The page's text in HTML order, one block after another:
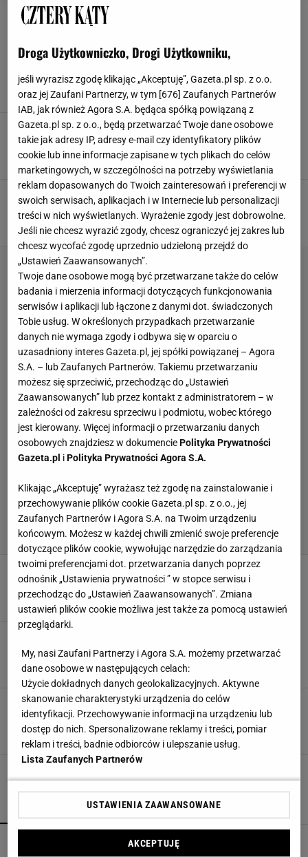
PIĘKNE OGRODY
Ogrody we "Władcy pierścieni"
ALTANA ALTANY BLUSZCZ DOMEK NA DRZEWIE
Numer 7/2005
AKCESORIA DO OCZEK WODNYCH DRZEWO W OGRODZIE
INSPIRACJE
Numer 11/2004
DONIC DONICA, DONICE DONICE DONICE Z KWIATAMI
Numer 4/2003
ALTANA ALTANY BARWY CHEMIA OGRODOWA
BUKSZPAN CIĘCIE DRZEW CIĘCIE KRZEWÓW
DRZEW I KRZEWÓW
Numer 2/2003
CHEMIA OGRODOWA IGLAKI
KRZEWY OGRODOWE
KWIAT W OGRODZIE
POPULARNE NAJNOWSZE
Kochały je nasze babcie. Garnki żeliwne są
Droga Użytkowniczko, Drogi Użytkowniku,
jeśli wyrazisz zgodę klikając „Akceptuję”, Gazeta.pl sp. z o.o.
oraz jej Zaufani Partnerzy, w tym [ 676 ] Zaufanych Partnerów
IAB, jak również Agora S.A. będąca spółką powiązaną z
Gazeta.pl sp. z o.o., będą przetwarzać Twoje dane osobowe
takie jak adresy IP, adresy e-mail czy identyfikatory plików
cookie lub inne informacje zapisane w tych plikach do celów
marketingowych, w szczególności na potrzeby wyświetlania
reklam dopasowanych do Twoich zainteresowań i preferencji w
swoich serwisach, aplikacjach i w Internecie lub personalizacji
treści w nich wyświetlanych. Wyrażenie zgody jest dobrowolne.
Jeśli nie chcesz wyrazić zgody, chcesz ograniczyć jej zakres lub
chcesz wycofać zgodę uprzednio udzieloną przejdź do
„Ustawień Zaawansowanych”.
Twoje dane osobowe mogą być przetwarzane także do celów
badania i mierzenia informacji dotyczących funkcjonowania
serwisów i aplikacji lub łączone z danymi dot. świadczonych
Tobie usług. W określonych przypadkach przetwarzanie
danych nie wymaga zgody i odbywa się w oparciu o
uzasadniony interes Gazeta.pl, jej spółki powiązanej – Agora
S.A. – lub Zaufanych Partnerów. Takiemu przetwarzaniu
możesz się sprzeciwić, przechodząc do „Ustawień
Zaawansowanych” lub przez kontakt z administratorem – w
zależności od zakresu sprzeciwu i podmiotu, wobec którego
jest kierowany. Więcej informacji o przetwarzaniu danych
osobowych znajdziesz w dokumencie Polityka Prywatności
Gazeta.pl i Polityka Prywatności Agora S.A.
Klikając „Akceptuję” wyrażasz też zgodę na zainstalowanie i
przechowywanie plików cookie Gazeta.pl sp. z o.o., jej
Zaufanych Partnerów i Agora S.A. na Twoim urządzeniu
końcowym. Możesz w każdej chwili zmienić swoje preferencje
dotyczące plików cookie, wywołując narzędzie do zarządzania
twoimi preferencjami dot. przetwarzania danych poprzez
odnośnik „Ustawienia prywatności ” w stopce serwisu i
przechodząc do „Ustawień Zaawansowanych”. Zmiana
ustawień plików cookie możliwa jest także za pomocą ustawień
przeglądarki.
My, nasi Zaufani Partnerzy i Agora S.A. możemy przetwarzać
dane osobowe w następujących celach:
Użycie dokładnych danych geolokalizacyjnych. Aktywne
skanowanie charakterystyki urządzenia do celów
identyfikacji. Przechowywanie informacji na urządzeniu lub
dostęp do nich. Spersonalizowane reklamy i treści, pomiar
reklam i treści, badnie odbiorców i ulepszanie usług.
Lista Zaufanych Partnerów
USTAWIENIA ZAAWANSOWANE
AKCEPTUJĘ